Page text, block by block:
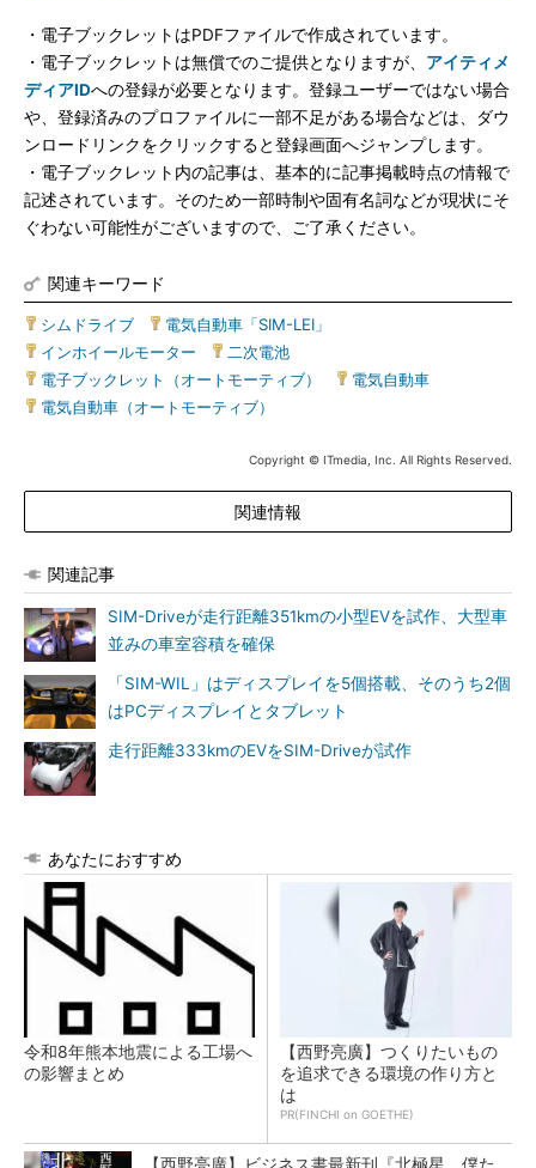
・電子ブックレットはPDFファイルで作成されています。
・電子ブックレットは無償でのご提供となりますが、 アイティメ
ディアIDへの登録が必要となります。登録ユーザーではない場合
や、登録済みのプロファイルに一部不足がある場合などは、ダウ
ンロードリンクをクリックすると登録画面へジャンプします。
・電子ブックレット内の記事は、基本的に記事掲載時点の情報で
記述されています。そのため一部時制や固有名詞などが現状にそ
ぐわない可能性がございますので、ご了承ください。
関連キーワード
シムドライブ 電気自動車「SIM-LEI」
インホイールモーター
二次電池
電子ブックレット（オートモーティブ）
電気自動車
電気自動車（オートモーティブ）
Copyright © ITmedia, Inc. All Rights Reserved.
関連情報
関連記事
SIM-Driveが走行距離351kmの小型EVを試作、大型車
並みの車室容積を確保
「SIM-WIL」はディスプレイを5個搭載、そのうち2個
はPCディスプレイとタブレット
走行距離333kmのEVをSIM-Driveが試作
あなたにおすすめ
令和8年熊本地震による工場へ
の影響まとめ
【西野亮廣】つくりたいもの
を追求できる環境の作り方と
は
PR(FINCHI on GOETHE)
【西野亮廣】ビジネス書最新刊『北極星 僕た